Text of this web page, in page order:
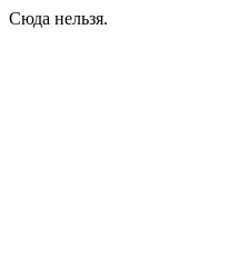
Сюда нельзя.